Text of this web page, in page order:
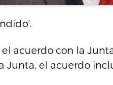
acuerdo con la
el acuerdo